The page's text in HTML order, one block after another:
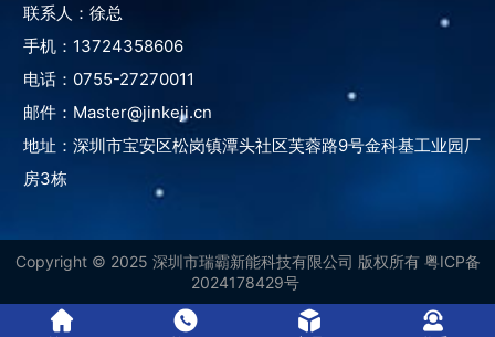
联系人：徐总
手机：13724358606
电话：0755-27270011
邮件：Master@jinkeji.cn
地址：深圳市宝安区松岗镇潭头社区芙蓉路9号金科基工业园厂
房3栋
Copyright © 2025 深圳市瑞霸新能科技有限公司 版权所有 粤ICP备
2024178429号